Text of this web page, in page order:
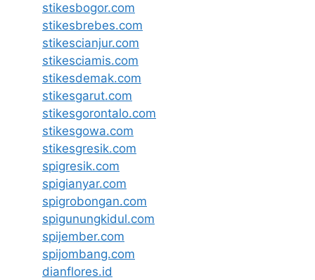
stikesbogor.com
stikesbrebes.com
stikescianjur.com
stikesciamis.com
stikesdemak.com
stikesgarut.com
stikesgorontalo.com
stikesgowa.com
stikesgresik.com
spigresik.com
spigianyar.com
spigrobongan.com
spigunungkidul.com
spijember.com
spijombang.com
dianflores.id